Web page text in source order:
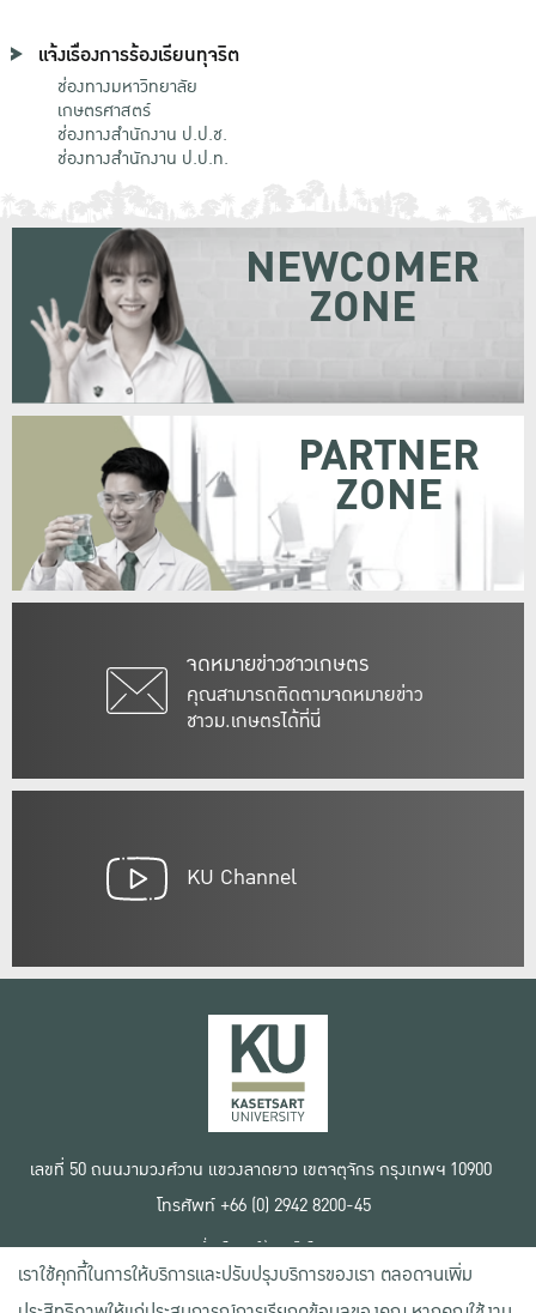
แจ้งเรื่องการร้องเรียนทุจริต
ช่องทางมหาวิทยาลัย
เกษตรศาสตร์
ช่องทางสำนักงาน ป.ป.ช.
ช่องทางสำนักงาน ป.ป.ท.
จดหมายข่าวชาวเกษตร
คุณสามารถติดตามจดหมายข่าว
ชาวม.เกษตรได้ที่นี่
NEWCOMER
ZONE
PARTNER
ZONE
KU Channel
เลขที่ 50 ถนนงามวงศ์วาน แขวงลาดยาว เขตจตุจักร กรุงเทพฯ 10900
โทรศัพท์ +66 (0) 2942 8200-45
เงื่อนไขการใช้งานเว็บไซต์
ข้อตกลงด้านสิทธิ์ใช้งาน
นโยบายความเป็นส่วนตัว
เราใช้คุกกี้ในการให้บริการและปรับปรุงบริการของเรา ตลอดจนเพิ่ม